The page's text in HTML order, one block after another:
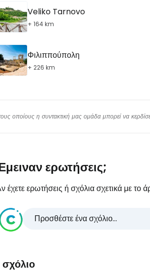
Veliko Tarnovo
+ 164 km
Φιλιππούπολη
+ 226 km
οποίους η συντακτική μας ομάδα μπορεί να
ερωτήσεις;
έχετε ερωτήσεις ή σχόλια σχετικά με το
Προσθέστε ένα σχόλιο...
σχόλιο